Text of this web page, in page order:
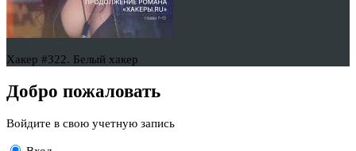
Хакер #322. Белый хакер
Добро пожаловать
Войдите в свою учетную запись